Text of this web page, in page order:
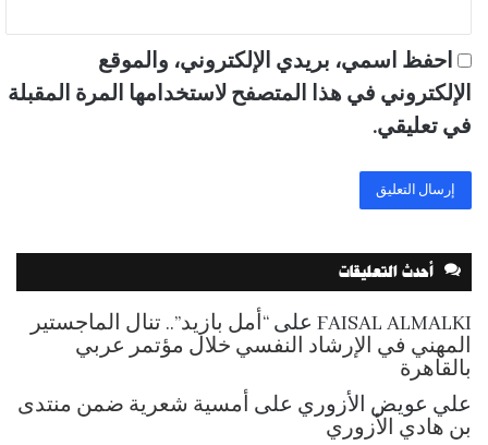
احفظ اسمي، بريدي الإلكتروني، والموقع
الإلكتروني في هذا المتصفح لاستخدامها المرة المقبلة
في تعليقي.
أحدث التعليقات
FAISAL ALMALKI على “أمل بازيد”.. تنال الماجستير
المهني في الإرشاد النفسي خلال مؤتمر عربي
بالقاهرة
علي عويض الأزوري على أمسية شعرية ضمن منتدى
بن هادي الأزوري